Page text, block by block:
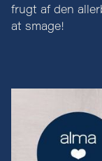
frugt af den
at smage!